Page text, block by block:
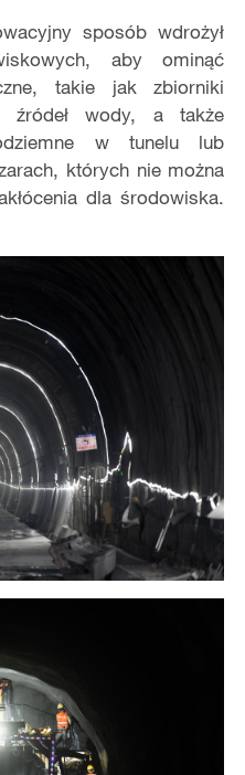
sposób wdrożył
aby ominąć
takie jak zbiorniki
wody, a także
w tunelu lub
których nie można
dla środowiska.